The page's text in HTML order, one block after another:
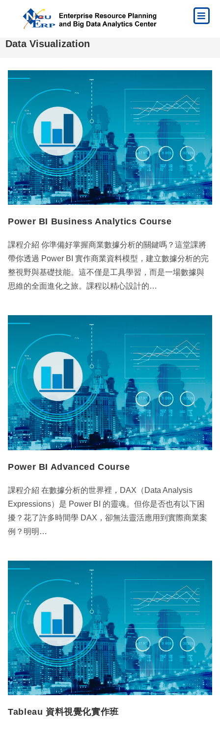
Data Visualization
Power BI Business Analytics Course
課程介紹 你準備好掌握商業數據分析的關鍵嗎？這堂課將
帶你透過 Power BI 實作商業資料模型，建立數據分析的完
整視野與基礎技能。這不僅是工具學習，而是一場數據與
思維的全面進化之旅。課程以精心設計的…
Power BI Advanced Course
課程介紹 在數據分析的世界裡，DAX（Data Analysis
Expressions）是 Power BI 的靈魂。但你是否也有以下困
擾？花了許多時間學 DAX，卻無法靈活應用到實際商業案
例？明明…
Tableau 資料視覺化實作班